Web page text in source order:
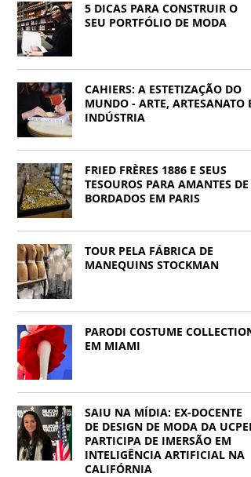
5 DICAS PARA CONSTRUIR O
SEU PORTFÓLIO DE MODA
CAHIERS: A ESTETIZAÇÃO DO
MUNDO - ARTE, ARTESANATO E
INDÚSTRIA
FRIED FRÈRES 1886 E SEUS
TESOUROS PARA AMANTES DE
BORDADOS EM PARIS
TOUR PELA FÁBRICA DE
MANEQUINS STOCKMAN
PARODI COSTUME COLLECTION
EM MIAMI
SAIU NA MÍDIA: EX-DOCENTE
DE DESIGN DE MODA DA UCPEL
PARTICIPA DE IMERSÃO EM
INTELIGÊNCIA ARTIFICIAL NA
CALIFÓRNIA